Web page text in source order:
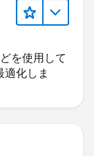
を使用して
化しま